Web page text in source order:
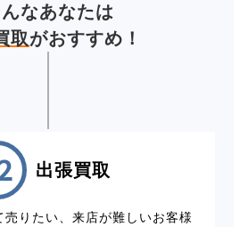
なあなたは
取がおすすめ！
出張買取
売りたい、来店が難しいお客様